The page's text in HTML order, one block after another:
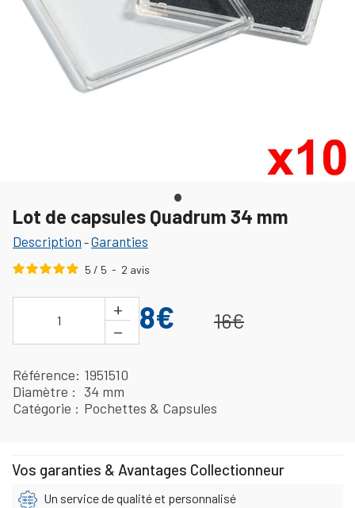
Lot de capsules Quadrum 34 mm
Description -Garanties
5 / 5 - 2 avis
1
+
−
8€ 16€
Référence 1951510
Diamètre
34 mm
Catégorie
Pochettes & Capsules
Vos garanties & Avantages Collectionneur
Un service de qualité et personnalisé